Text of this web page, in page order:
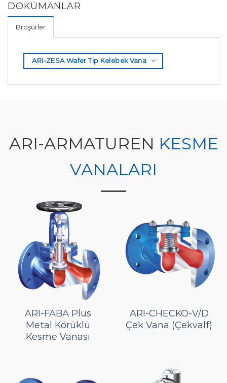
DOKÜMANLAR
Broşürler
ARI-ZESA Wafer Tip Kelebek Vana
ARI-ARMATUREN KESME
VANALARI
ARI-FABA Plus
Metal Körüklü
Kesme Vanası
ARI-CHECKO-V/D
Çek Vana (Çekvalf)